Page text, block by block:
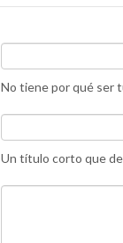
No tiene por qué ser
Un título corto que